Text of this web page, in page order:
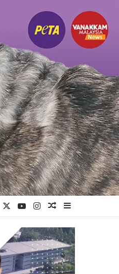
Facebook YouTubeInstagramRandom Article